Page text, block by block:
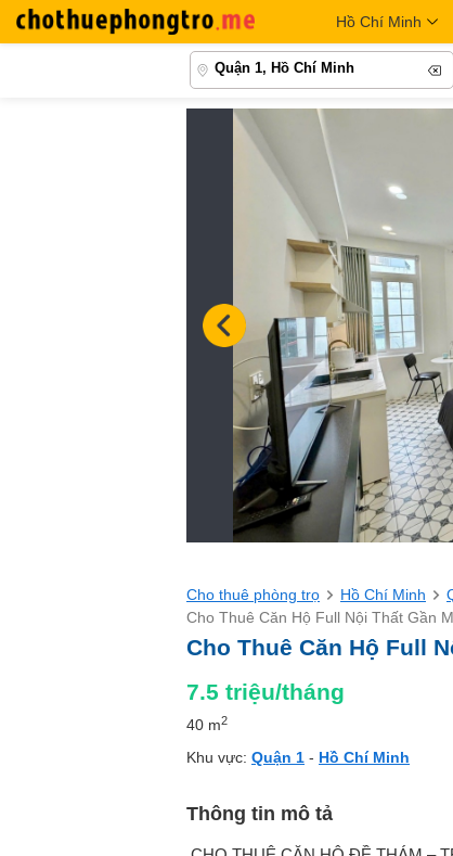
Hồ Chí Minh
Quận 1, Hồ Chí Minh
Cho thuê phòng trọ Hồ Chí Minh
Cho Thuê Căn Hộ Full Nội Thất Gần
Cho Thuê Căn Hộ Full
7.5 triệu/tháng
40 m2
Khu vực: Quận 1 - Hồ Chí Minh
Thông tin mô tả